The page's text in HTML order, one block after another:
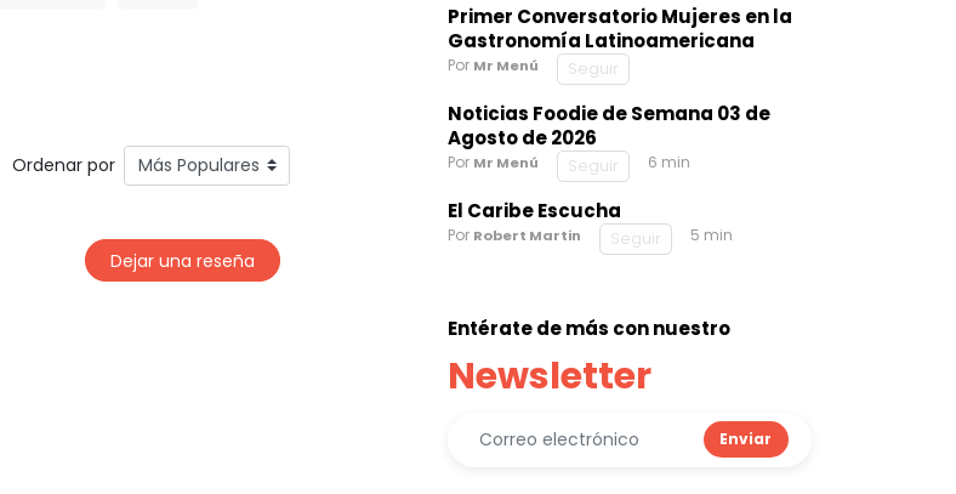
Ordenar por
Dejar una reseña
Primer Conversatorio Mujeres en la
Gastronomía Latinoamericana
Por Mr Menú Seguir
Noticias Foodie de Semana 03 de
Agosto de 2026
Por Mr Menú Seguir 6 min
El Caribe Escucha
Por Robert Martin Seguir 5 min
Entérate de más con nuestro
Newsletter
Enviar